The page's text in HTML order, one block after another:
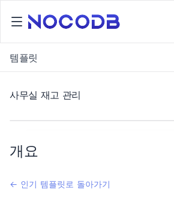
템플릿
사무실 재고 관리
개요
← 인기 템플릿로 돌아가기